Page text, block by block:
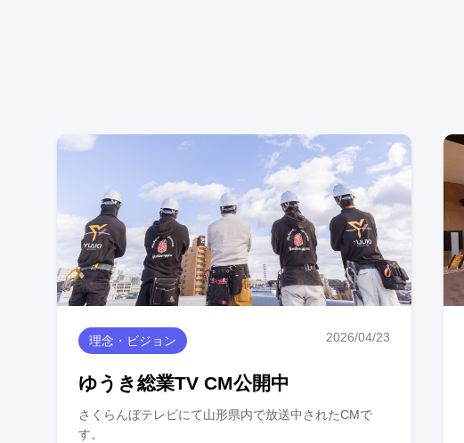
理念・ビジョン 2026/04/23
ゆうき総業TV CM公開中
さくらんぼテレビにて山形県内で放送中されたCMで
す。